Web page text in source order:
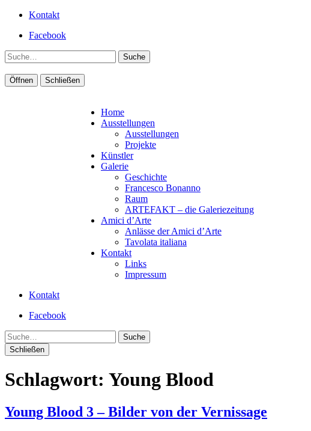
Kontakt
Facebook
Suche
Öffnen Schließen
Home
Ausstellungen
Ausstellungen
Projekte
Künstler
Galerie
Geschichte
Francesco Bonanno
Raum
ARTEFAKT – die Galeriezeitung
Amici d’Arte
Anlässe der Amici d’Arte
Tavolata italiana
Kontakt
Links
Impressum
Kontakt
Facebook
Suche
Schließen
Schlagwort: Young Blood
Young Blood 3 – Bilder von der Vernissage